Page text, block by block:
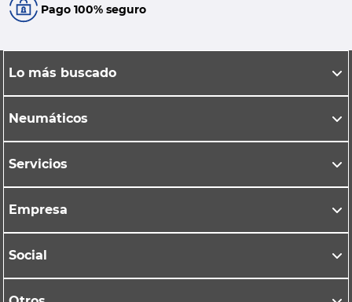
Pago 100% seguro
Lo más buscado
Neumáticos
Servicios
Empresa
Social